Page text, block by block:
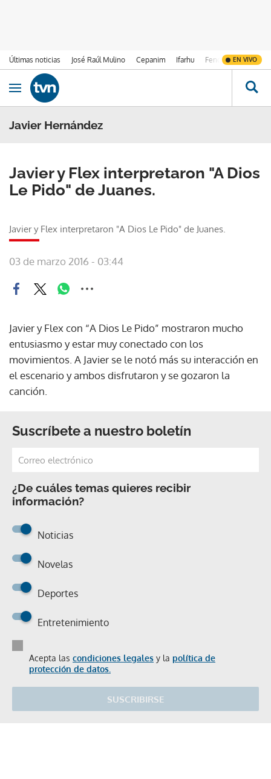
Últimas noticias José Raúl Mulino Cepanim Ifarhu Fenómeno de El
EN VIVO
Ir al contenido
Obrir navegació
Javier Hernández
Javier y Flex interpretaron "A Dios
Le Pido" de Juanes.
Javier y Flex interpretaron "A Dios Le Pido" de Juanes.
03 de marzo 2016 - 03:44
Javier y Flex con “A Dios Le Pido” mostraron mucho
entusiasmo y estar muy conectado con los
movimientos. A Javier se le notó más su interacción en
el escenario y ambos disfrutaron y se gozaron la
canción.
Suscríbete a nuestro boletín
¿De cuáles temas quieres recibir
información?
Noticias
Novelas
Deportes
Entretenimiento
Acepta las condiciones legales y la política de
protección de datos.
SUSCRIBIRSE